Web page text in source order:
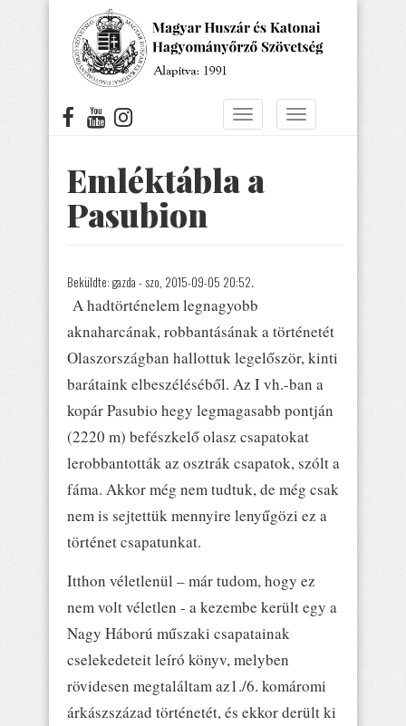
Navigáció
Navigáció
Emléktábla a
Pasubion
Beküldte: gazda - szo, 2015-09-05 20:52.
A hadtörténelem legnagyobb
aknaharcának, robbantásának a történetét
Olaszországban hallottuk legelőször, kinti
barátaink elbeszéléséből. Az I vh.-ban a
kopár Pasubio hegy legmagasabb pontján
(2220 m) befészkelő olasz csapatokat
lerobbantották az osztrák csapatok, szólt a
fáma. Akkor még nem tudtuk, de még csak
nem is sejtettük mennyire lenyűgözi ez a
történet csapatunkat.
Itthon véletlenül – már tudom, hogy ez
nem volt véletlen - a kezembe került egy a
Nagy Háború műszaki csapatainak
cselekedeteit leíró könyv, melyben
rövidesen megtaláltam az1./6. komáromi
árkászszázad történetét, és ekkor derült ki